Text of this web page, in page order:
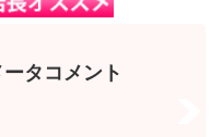
タコメント